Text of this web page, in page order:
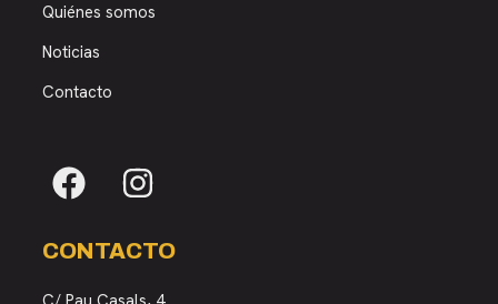
Quiénes somos
Noticias
Contacto
CONTACTO